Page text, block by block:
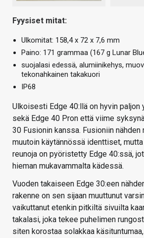
Fyysiset mitat:
Ulkomitat: 158,4 x 72 x 7,6 mm
Paino: 171 grammaa (167 g Lunar
suojalasi edessä, alumiinikehys,
tekonahkainen takakuori
IP68
Ulkoisesti Edge 40:llä on hyvin paljon
sekä Edge 40 Pron että viime
30 Fusionin kanssa. Fusioniin nähden
muutoin käytännössä identtiset,
reunoja on pyöristetty Edge 40:ssä,
hieman mukavammalta kädessä.
Vuoden takaiseen Edge 30:een
rakenne on sen sijaan muuttunut
vaikuttanut etenkin pitkiltä sivuilta
takalasi, joka tekee puhelimen
siten korostaa solakkaa